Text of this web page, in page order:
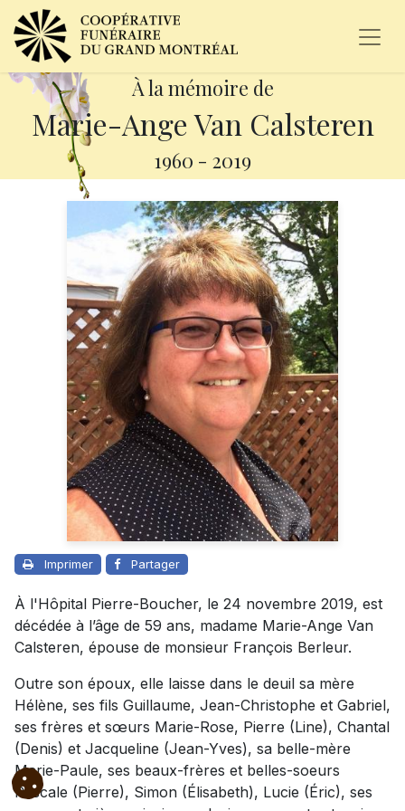
À la mémoire de
Marie-Ange Van Calsteren
1960 - 2019
Imprimer Partager
À l'Hôpital Pierre-Boucher, le 24 novembre 2019, est
décédée à l’âge de 59 ans, madame Marie-Ange Van
Calsteren, épouse de monsieur François Berleur.
Outre son époux, elle laisse dans le deuil sa mère
Hélène, ses fils Guillaume, Jean-Christophe et Gabriel,
ses frères et sœurs Marie-Rose, Pierre (Line), Chantal
(Denis) et Jacqueline (Jean-Yves), sa belle-mère
Marie-Paule, ses beaux-frères et belles-soeurs
Pascale (Pierre), Simon (Élisabeth), Lucie (Éric), ses